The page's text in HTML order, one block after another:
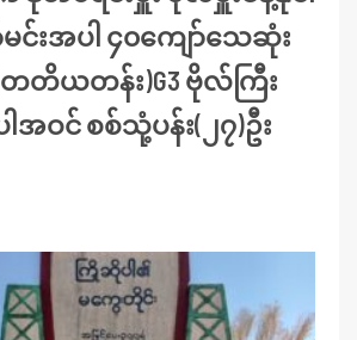
င်းအပါ ၄၀ကျော်သေဆုံး
း(တတိယတန်း)G3 ဗိုလ်ကြီး
ဝင် စစ်သုံ့ပန်း(၂၇)ဦး